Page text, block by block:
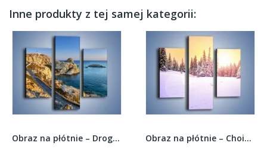
Inne produkty z tej samej kategorii:
Obraz na płótnie – Droga z cudownym widokiem –... Obraz na płótnie – Choinki zatopione w śniegu –...